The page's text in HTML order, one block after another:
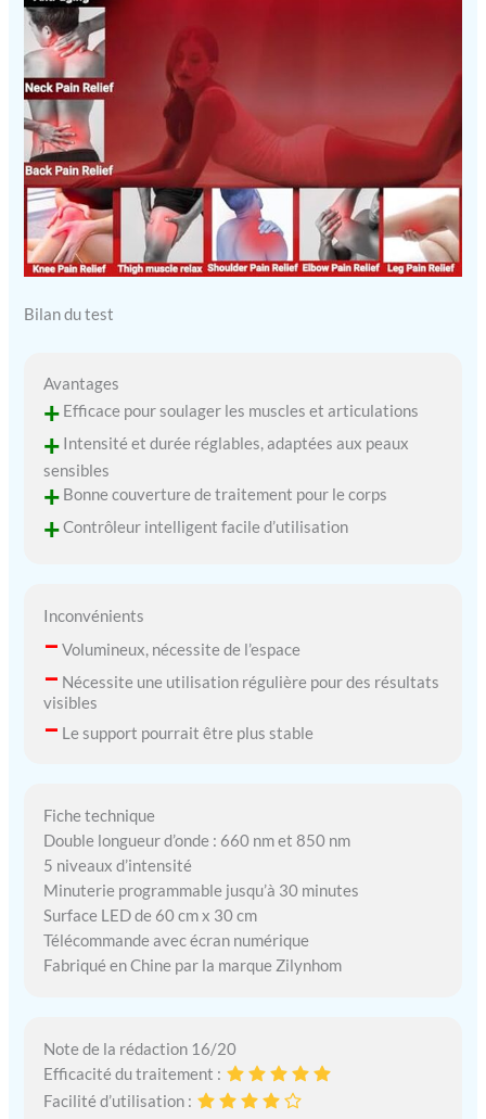
Bilan du test
Avantages
+ Efficace pour soulager les muscles et articulations
+ Intensité et durée réglables, adaptées aux peaux
sensibles
+ Bonne couverture de traitement pour le corps
+Contrôleur intelligent facile d’utilisation
Inconvénients
– Volumineux, nécessite de l’espace
– Nécessite une utilisation régulière pour des résultats
visibles
– Le support pourrait être plus stable
Fiche technique
Double longueur d’onde : 660 nm et 850 nm
5 niveaux d’intensité
Minuterie programmable jusqu’à 30 minutes
Surface LED de 60 cm x 30 cm
Télécommande avec écran numérique
Fabriqué en Chine par la marque Zilynhom
Note de la rédaction 16/20
Efficacité du traitement :
Facilité d’utilisation :